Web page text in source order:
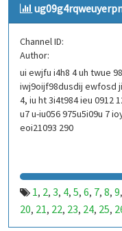
111,112,113,114,115
123,124,125,126,127
135,136,137
147,148
159,160,161,162,163
171 ,172,173 ,174,175
183,184,185,186, 187
195,196 ,197
231,232,233,234,235
243, 244, 245, 246, 247
255 ,256,257, 258,259
Channel ID:
Author:
ui ewjfu i4h8 4 uh twue
iwj9oijf98dusdij ewfosd
4, iu ht 3i4t984 ieu 0912
u7 u-iu056 975u5i09u 7
eoi21093 290
1, 2, 3, 4, 5, 6, 7, 8, 9,
20, 21, 22, 23, 24, 25,
37,38,39,40,41,42,